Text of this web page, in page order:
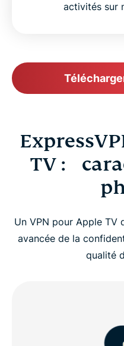
activités sur
TV :
Un VPN pour Apple
avancée de la
qualité